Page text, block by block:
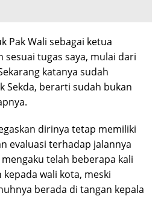
Pak Wali sebagai ketua
sesuai tugas saya, mulai dari
katanya sudah
Sekda, berarti sudah bukan
dirinya tetap memiliki
evaluasi terhadap jalannya
telah beberapa kali
wali kota, meski
berada di tangan kepala